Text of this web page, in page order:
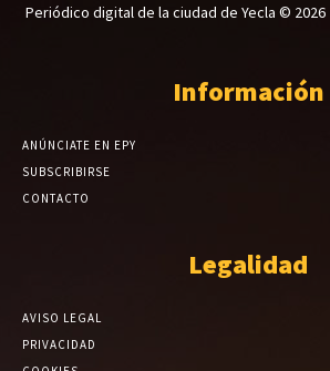
Periódico digital de la ciudad de Yecla © 2026
Información
ANÚNCIATE EN EPY
SUBSCRIBIRSE
CONTACTO
Legalidad
AVISO LEGAL
PRIVACIDAD